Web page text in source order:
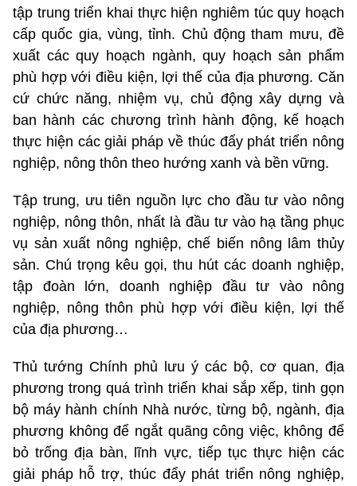
tập trung triển khai thực hiện nghiêm túc quy hoạch
cấp quốc gia, vùng, tỉnh. Chủ động tham mưu, đề
xuất các quy hoạch ngành, quy hoạch sản phẩm
phù hợp với điều kiện, lợi thế của địa phương. Căn
cứ chức năng, nhiệm vụ, chủ động xây dựng và
ban hành các chương trình hành động, kế hoạch
thực hiện các giải pháp về thúc đẩy phát triển nông
nghiệp, nông thôn theo hướng xanh và bền vững.
Tập trung, ưu tiên nguồn lực cho đầu tư vào nông
nghiệp, nông thôn, nhất là đầu tư vào hạ tầng phục
vụ sản xuất nông nghiệp, chế biến nông lâm thủy
sản. Chú trọng kêu gọi, thu hút các doanh nghiệp,
tập đoàn lớn, doanh nghiệp đầu tư vào nông
nghiệp, nông thôn phù hợp với điều kiện, lợi thế
của địa phương…
Thủ tướng Chính phủ lưu ý các bộ, cơ quan, địa
phương trong quá trình triển khai sắp xếp, tinh gọn
bộ máy hành chính Nhà nước, từng bộ, ngành, địa
phương không để ngắt quãng công việc, không để
bỏ trống địa bàn, lĩnh vực, tiếp tục thực hiện các
giải pháp hỗ trợ, thúc đẩy phát triển nông nghiệp,